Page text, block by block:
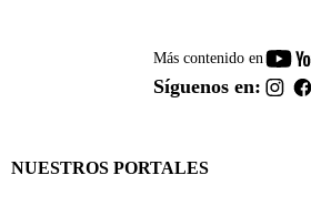
Más contenido en
Síguenos en:
NUESTROS PORTALES